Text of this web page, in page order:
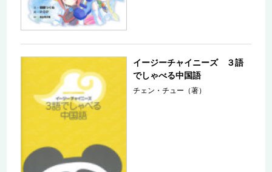
イージーチャイニーズ ３語
でしゃべる中国語
チェン・チュー（著）